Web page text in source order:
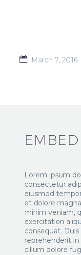
March 7, 2016
Lorem ipsum
consectetur
eiusmod
et dolore
minim veniam,
exercitation
consequat.
reprehenderit
cillum dolore